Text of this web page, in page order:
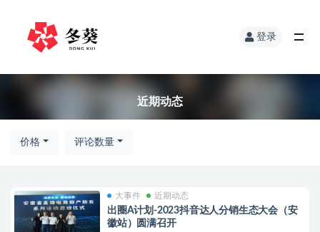
登录
近期动态
价格 评论数量
大事件 近期动态
出圈A计划-2023抖音达人分销生态大会（安
徽站）圆满召开